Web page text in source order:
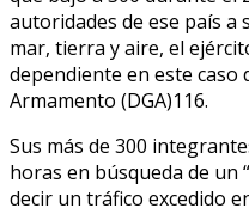
autoridades de ese país a
mar, tierra y aire, el
dependiente en este caso
Armamento (DGA)116.
Sus más de 300
horas en búsqueda de un
decir un tráfico excedido